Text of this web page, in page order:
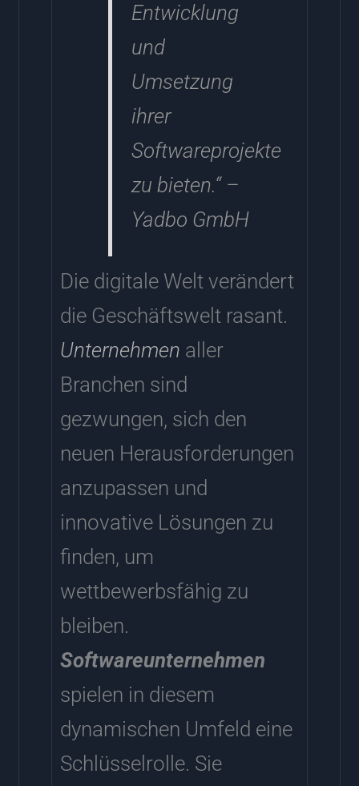
Entwicklung
und
Umsetzung
ihrer
Softwareprojekte
zu bieten.“ –
Yadbo GmbH
Die digitale Welt verändert
die Geschäftswelt rasant.
Unternehmen aller
Branchen sind
gezwungen, sich den
neuen Herausforderungen
anzupassen und
innovative Lösungen zu
finden, um
wettbewerbsfähig zu
bleiben.
Softwareunternehmen
spielen in diesem
dynamischen Umfeld eine
Schlüsselrolle. Sie